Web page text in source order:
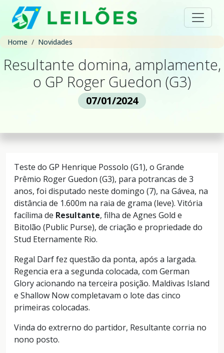
Home Novidades
Resultante domina, amplamente,
o GP Roger Guedon (G3)
07/01/2024
Teste do GP Henrique Possolo (G1), o Grande
Prêmio Roger Guedon (G3), para potrancas de 3
anos, foi disputado neste domingo (7), na Gávea, na
distância de 1.600m na raia de grama (leve). Vitória
facílima de Resultante, filha de Agnes Gold e
Bitolão (Public Purse), de criação e propriedade do
Stud Eternamente Rio.
Regal Darf fez questão da ponta, após a largada.
Regencia era a segunda colocada, com German
Glory acionando na terceira posição. Maldivas Island
e Shallow Now completavam o lote das cinco
primeiras colocadas.
Vinda do extrerno do partidor, Resultante corria no
nono posto.